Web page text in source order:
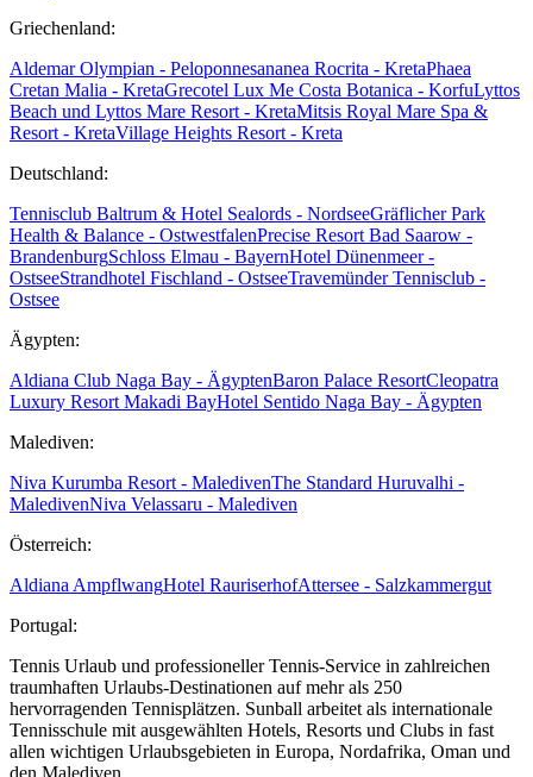
Griechenland:
Aldemar Olympian - Peloponnesananea Rocrita - KretaPhaea
Cretan Malia - KretaGrecotel Lux Me Costa Botanica - KorfuLyttos
Beach und Lyttos Mare Resort - KretaMitsis Royal Mare Spa &
Resort - KretaVillage Heights Resort - Kreta
Deutschland:
Tennisclub Baltrum & Hotel Sealords - NordseeGräflicher Park
Health & Balance - OstwestfalenPrecise Resort Bad Saarow -
BrandenburgSchloss Elmau - BayernHotel Dünenmeer -
OstseeStrandhotel Fischland - OstseeTravemünder Tennisclub -
Ostsee
Ägypten:
Aldiana Club Naga Bay - ÄgyptenBaron Palace ResortCleopatra
Luxury Resort Makadi BayHotel Sentido Naga Bay - Ägypten
Malediven:
Niva Kurumba Resort - MaledivenThe Standard Huruvalhi -
MaledivenNiva Velassaru - Malediven
Österreich:
Aldiana AmpflwangHotel RauriserhofAttersee - Salzkammergut
Portugal:
Tennis Urlaub und professioneller Tennis-Service in zahlreichen
traumhaften Urlaubs-Destinationen auf mehr als 250
hervorragenden Tennisplätzen. Sunball arbeitet als internationale
Tennisschule mit ausgewählten Hotels, Resorts und Clubs in fast
allen wichtigen Urlaubsgebieten in Europa, Nordafrika, Oman und